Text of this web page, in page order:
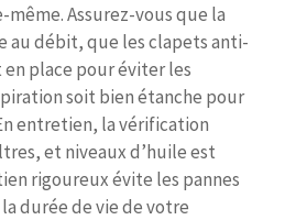
Assurez-vous que la
au débit, que les clapets anti-
place pour éviter les
soit bien étanche pour
entretien, la vérification
et niveaux d’huile est
rigoureux évite les pannes
durée de vie de votre